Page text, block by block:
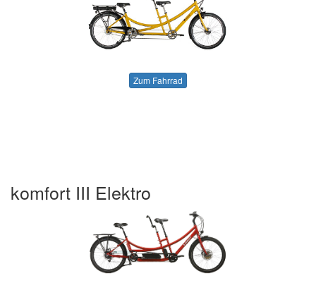
Zum Fahrrad
komfort III Elektro